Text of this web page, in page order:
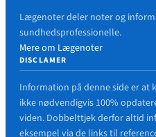
Lægenoter deler noter og
sundhedsprofessionelle.
Mere om Lægenoter
DISCLAMER
Information på denne side er at
ikke nødvendigvis 100%
viden. Dobbelttjek derfor altid
eksempel via de links til